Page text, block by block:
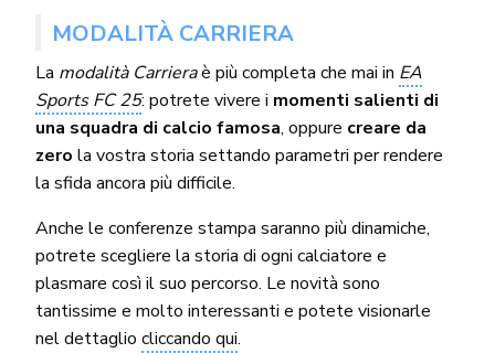
MODALITÀ CARRIERA
La modalità Carrieraè più completa che mai in EA
Sports FC 25: potrete vivere i momenti salienti di
una squadra di calcio famosa, oppure creare da
zero la vostra storia settando parametri per rendere
la sfida ancora più difficile.
Anche le conferenze stampa saranno più dinamiche,
potrete scegliere la storia di ogni calciatore e
plasmare così il suo percorso. Le novità sono
tantissime e molto interessanti e potete visionarle
nel dettaglio cliccando qui.